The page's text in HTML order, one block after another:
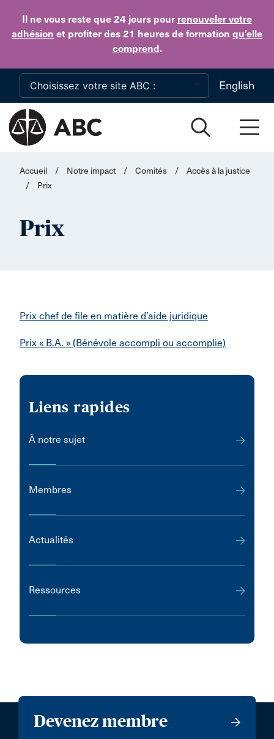
Il ne vous reste que 24 jours pour renouveler votre
adhésion et profiter des 21 heures de formation qu’elle
comprend.
Skip to main content
English
Accueil / Notre impact / Comités /
Accès à la justice
/
Prix
Prix
Prix chef de file en matière d’aide juridique
Prix « B.A. » (Bénévole accompli ou accomplie)
Liens rapides
À notre sujet
Membres
Actualités
Ressources
Devenez membre